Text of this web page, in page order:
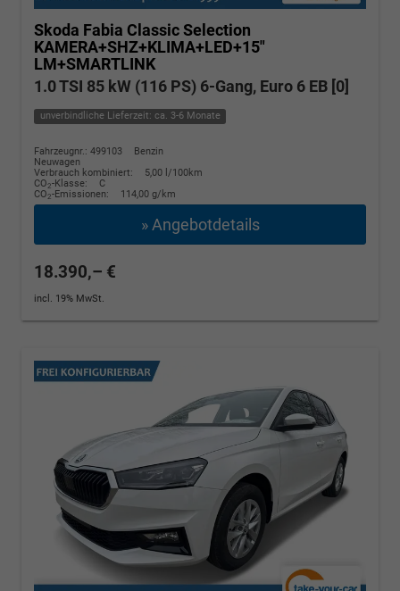
Skoda Fabia Classic Selection
KAMERA+SHZ+KLIMA+LED+15"
LM+SMARTLINK
1.0 TSI 85 kW (116 PS) 6-Gang, Euro 6 EB [0]
unverbindliche Lieferzeit: ca. 3-6 Monate
Fahrzeugnr.: 499103
Benzin
Neuwagen
Verbrauch kombiniert:
5,00 l/100km
CO2-Klasse:
C
CO2-Emissionen: 114,00 g/km
» Angebotdetails
18.390,– €
incl. 19% MwSt.